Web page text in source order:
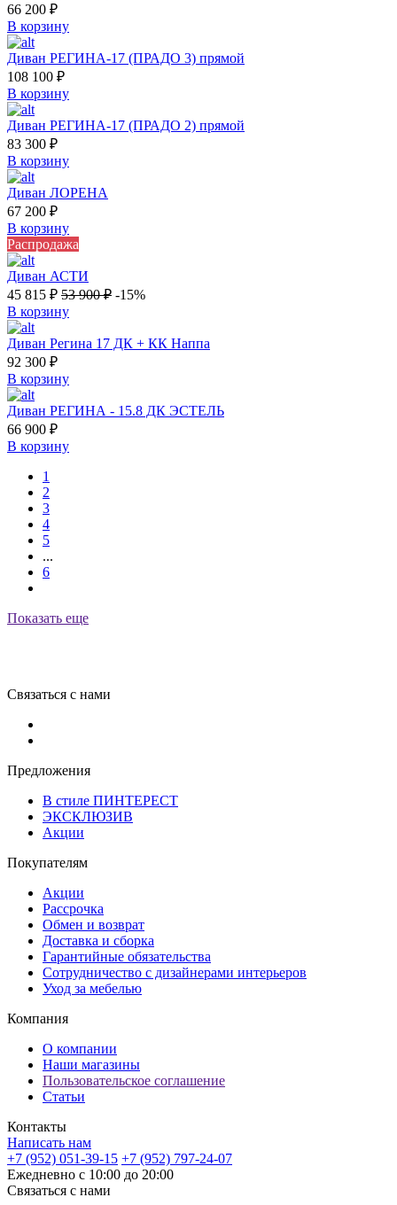
66 200 ₽
В корзину
Диван РЕГИНА-17 (ПРАДО 3) прямой
108 100 ₽
В корзину
Диван РЕГИНА-17 (ПРАДО 2) прямой
83 300 ₽
В корзину
Диван ЛОРЕНА
67 200 ₽
В корзину
Распродажа
Диван АСТИ
45 815 ₽ 53 900₽ -15%
В корзину
Диван Регина 17 ДК + КК Наппа
92 300 ₽
В корзину
Диван РЕГИНА - 15.8 ДК ЭСТЕЛЬ
66 900 ₽
В корзину
1
2
3
4
5
...
6
Показать еще
Связаться с нами
Предложения
В стиле ПИНТЕРЕСТ
ЭКСКЛЮЗИВ
Акции
Покупателям
Акции
Рассрочка
Обмен и возврат
Доставка и сборка
Гарантийные обязательства
Сотрудничество с дизайнерами интерьеров
Уход за мебелью
Компания
О компании
Наши магазины
Пользовательское соглашение
Статьи
Контакты
Написать нам
+7 (952) 051-39-15 +7 (952) 797-24-07
Ежедневно с 10:00 до 20:00
Связаться с нами